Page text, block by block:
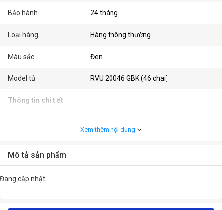
Bảo hành 24 tháng
Loại hàng Hàng thông thường
Màu sắc Đen
Model tủ RVU 20046 GBK (46 chai)
Thông tin chi tiết
Tiện ích
- Hệ thống chống rung bảo vệ chất
- Bộ lọc không khí than hoạt tính bảo vệ
Xem thêm nội dung
Mô tả sản phẩm
Đang cập nhật